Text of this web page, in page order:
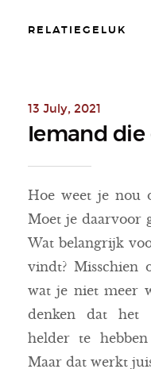
RELATIEGELUK
13 July, 2021
Iemand
Hoe weet je nou
Moet je daarvoor
Wat belangrijk
vindt? Misschien
wat je niet meer
denken dat het
helder te
Maar dat werkt